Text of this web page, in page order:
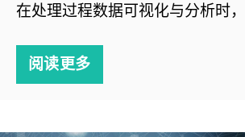
在处理过程数据可视化与分析时
阅读更多